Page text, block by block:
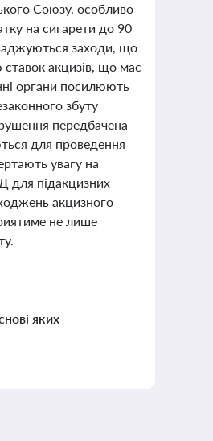
Союзу, особливо
на сигарети до 90
заходи, що
акцизів, що має
органи посилюють
збуту
передбачена
для проведення
увагу на
для підакцизних
акцизного
не лише
яких